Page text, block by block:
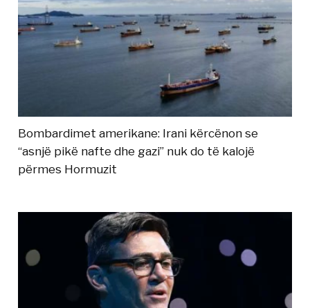
Bombardimet amerikane: Irani kërcënon se
“asnjë pikë nafte dhe gazi” nuk do të kalojë
përmes Hormuzit